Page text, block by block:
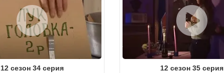
12 сезон 34 серия 12 сезон 35 серия